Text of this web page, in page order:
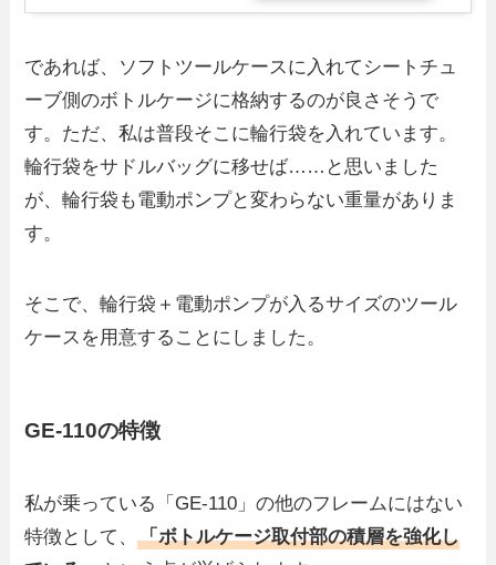
であれば、ソフトツールケースに入れてシートチュ
ーブ側のボトルケージに格納するのが良さそうで
す。ただ、私は普段そこに輪行袋を入れています。
輪行袋をサドルバッグに移せば……と思いました
が、輪行袋も電動ポンプと変わらない重量がありま
す。
そこで、輪行袋＋電動ポンプが入るサイズのツール
ケースを用意することにしました。
GE-110の特徴
私が乗っている「GE-110」の他のフレームにはない
特徴として、「ボトルケージ取付部の積層を強化し